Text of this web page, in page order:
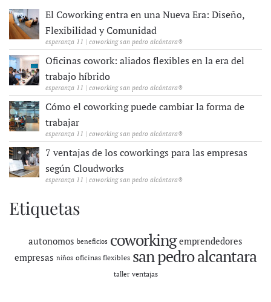
El Coworking entra en una Nueva Era: Diseño,
Flexibilidad y Comunidad
esperanza 11 | coworking san pedro alcántara®
Oficinas cowork: aliados flexibles en la era del
trabajo híbrido
esperanza 11 | coworking san pedro alcántara®
Cómo el coworking puede cambiar la forma de
trabajar
esperanza 11 | coworking san pedro alcántara®
7 ventajas de los coworkings para las empresas
según Cloudworks
esperanza 11 | coworking san pedro alcántara®
Etiquetas
autonomos beneficios coworking emprendedores
empresas niños oficinas flexibles san pedro alcantara
taller ventajas